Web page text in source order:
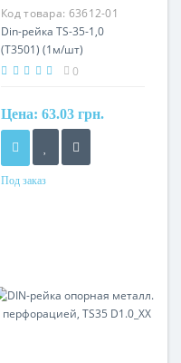
Код товара: 63612-01
Din-рейка TS-35-1,0
(T3501) (1м/шт)
0
Цена: 63.03 грн.
Под заказ